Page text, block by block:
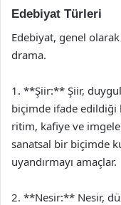
Edebiyat Türleri
Edebiyat, genel
drama.
1. **Şiir:** Şiir,
biçimde ifade edildiği
ritim, kafiye ve
sanatsal bir biçimde
uyandırmayı amaçlar.
2. **Nesir:** Nesir,